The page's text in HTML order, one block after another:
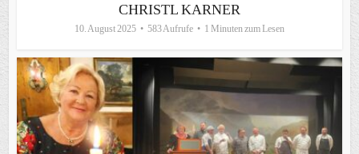
CHRISTL KARNER
10. August 2025 583 Aufrufe 1 Minuten zum Lesen